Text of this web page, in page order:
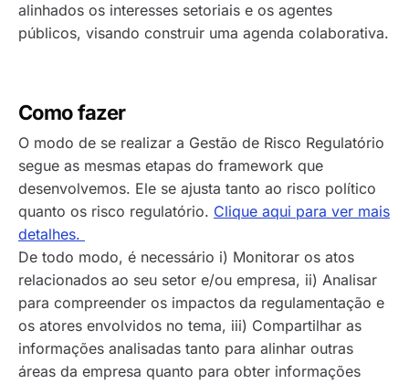
alinhados os interesses setoriais e os agentes
públicos, visando construir uma agenda colaborativa.
Como fazer
O modo de se realizar a Gestão de Risco Regulatório
segue as mesmas etapas do framework que
desenvolvemos. Ele se ajusta tanto ao risco político
quanto os risco regulatório. Clique aqui para ver mais
detalhes.
De todo modo, é necessário i) Monitorar os atos
relacionados ao seu setor e/ou empresa, ii) Analisar
para compreender os impactos da regulamentação e
os atores envolvidos no tema, iii) Compartilhar as
informações analisadas tanto para alinhar outras
áreas da empresa quanto para obter informações